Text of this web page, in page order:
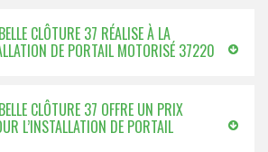
CLÔTURE 37 RÉALISE À LA
DE PORTAIL MOTORISÉ 37220
CLÔTURE 37 OFFRE UN PRIX
L’INSTALLATION DE PORTAIL